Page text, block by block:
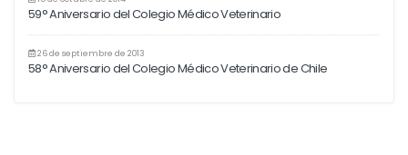
59° Aniversario del Colegio Médico Veterinario
26 de septiembre de 2013
58° Aniversario del Colegio Médico Veterinario de Chile